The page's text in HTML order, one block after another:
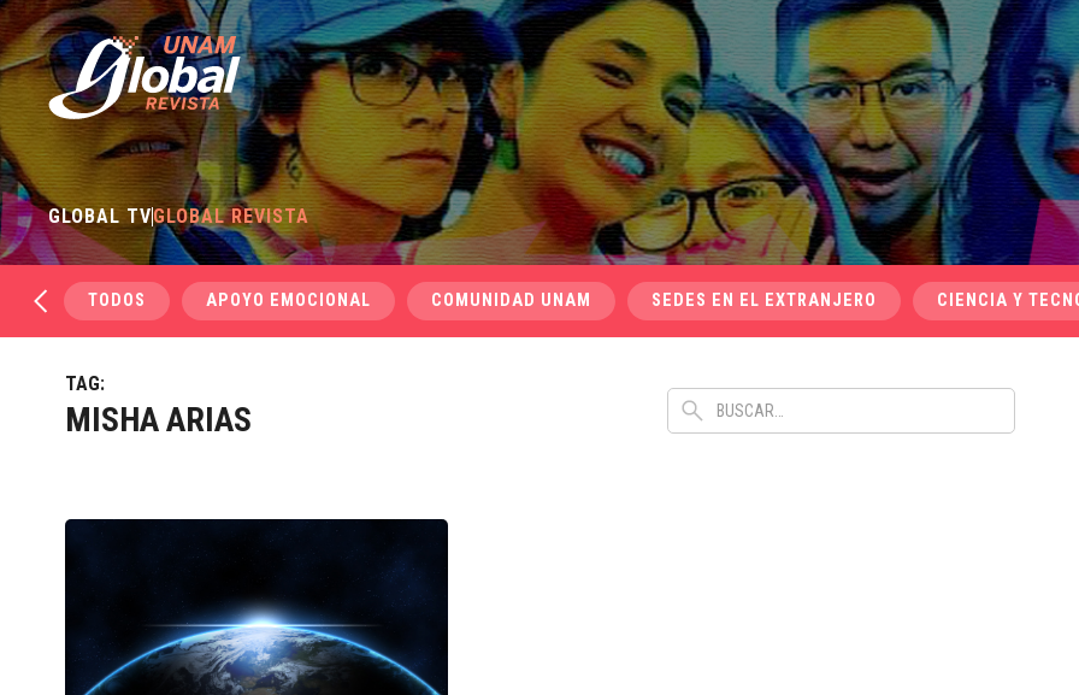
GLOBAL TVGLOBAL REVISTA
TODOS APOYO EMOCIONAL COMUNIDAD UNAM SEDES EN EL EXTRANJERO CIENCIA Y
TAG:
MISHA ARIAS